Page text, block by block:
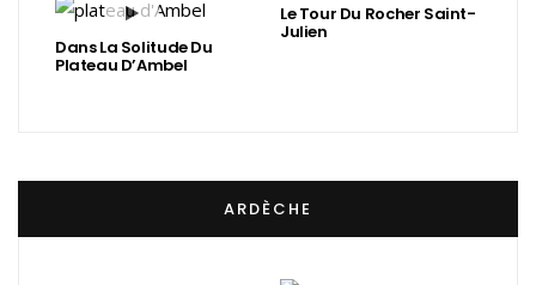
Dans La Solitude Du
Plateau D’Ambel
Le Tour Du Rocher Saint-
Julien
ARDÈCHE